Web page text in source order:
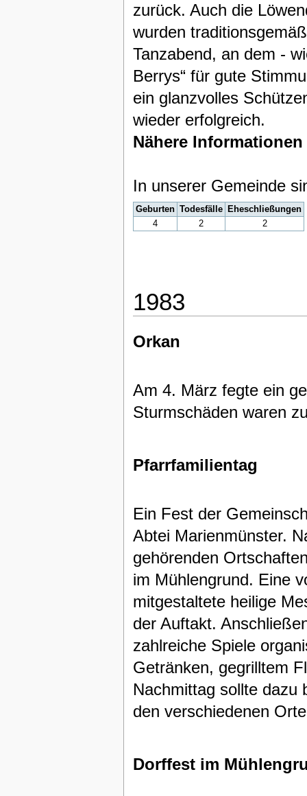
zurück. Auch die
wurden
Tanzabend, an dem -
Berrys“ für gute
ein glanzvolles
wieder erfolgreich.
Nähere
In unserer Gemeinde
Geburten Todesfälle
Eheschließungen
4
2 2
1983
Orkan
Am 4. März fegte ein
Sturmschäden waren
Pfarrfamilientag
Ein Fest der
Abtei Marienmünster.
gehörenden
im Mühlengrund. Eine
mitgestaltete heilige
der Auftakt.
zahlreiche Spiele
Getränken, gegrilltem
Nachmittag sollte dazu
den verschiedenen
Dorffest im